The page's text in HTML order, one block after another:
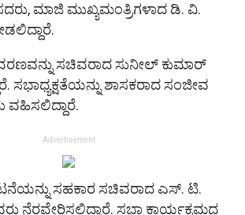
ಮಾಜಿ ಮುಖ್ಯಮಂತ್ರಿಗಳಾದ ಡಿ. ವಿ.
ಸಚಿವರಾದ ಸುನೀಲ್ ಕುಮಾರ್
ಸಭಾಧ್ಯಕ್ಷತೆಯನ್ನು ಶಾಸಕರಾದ ಸಂಜೀವ
ವಹಿಸಲಿದ್ದಾರೆ.
Advertisement
ಸಹಕಾರ ಸಚಿವರಾದ ಎಸ್. ಟಿ.
ನೆರವೇರಿಸಲಿದ್ದಾರೆ. ಸಭಾ ಕಾರ್ಯಕ್ರಮದ